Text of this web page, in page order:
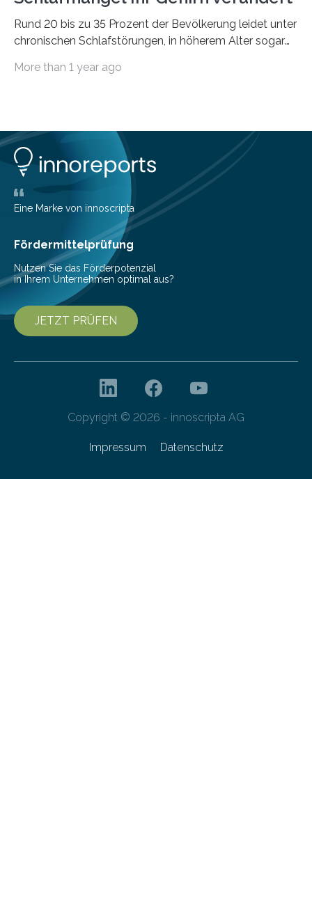
Rund 20 bis zu 35 Prozent der Bevölkerung leidet unter
chronischen Schlafstörungen, in höherem Alter sogar
Erwachsene kennt zudem ein kurzfristiges Schlafdefizit:
Forscher:innen konnten in einer aktuellen Metastudie
zeigen, dass sich die jeweils beteiligten Gehirnregionen
deutlich unterscheiden. Die Ergebnisse der Studie
wurden im Fachmagazin JAMA Psychiatry
veröffentlicht. „Schlechter…
More than 1 year ago
Eine Marke von innoscripta
Fördermittelprüfung
Nutzen Sie das Förderpotenzial
in Ihrem Unternehmen optimal aus?
JETZT PRÜFEN
Copyright © 2026 - innoscripta AG
Impressum Datenschutz